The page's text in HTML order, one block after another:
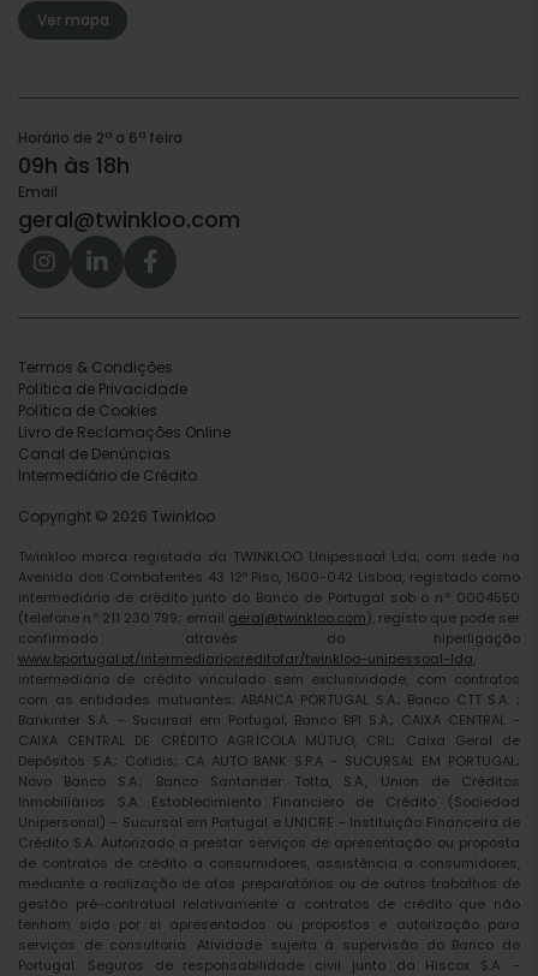
Ver mapa
Horário de 2ª a 6ª feira
09h às 18h
Email
geral@twinkloo.com
Termos & Condições
Política de Privacidade
Política de Cookies
Livro de Reclamações Online
Canal de Denúncias
Intermediário de Crédito
Copyright © 2026 Twinkloo
Twinkloo marca registada da TWINKLOO Unipessoal Lda, com sede na
Avenida dos Combatentes 43 12º Piso, 1600-042 Lisboa, registado como
intermediário de crédito junto do Banco de Portugal sob o n.º 0004550
(telefone n.º 211 230 799; email geral@twinkloo.com), registo que pode ser
confirmado através da hiperligação
www.bportugal.pt/intermediariocreditofar/twinkloo-unipessoal-lda,
intermediário de crédito vinculado sem exclusividade, com contratos
com as entidades mutuantes: ABANCA PORTUGAL S.A.; Banco CTT S.A. ;
Bankinter S.A. – Sucursal em Portugal; Banco BPI S.A.; CAIXA CENTRAL -
CAIXA CENTRAL DE CRÉDITO AGRÍCOLA MÚTUO, CRL; Caixa Geral de
Depósitos S.A.; Cofidis; CA AUTO BANK S.P.A - SUCURSAL EM PORTUGAL;
Novo Banco S.A.; Banco Santander Totta, S.A., Union de Créditos
Inmobiliários S.A. Establecimiento Financiero de Crédito (Sociedad
Unipersonal) – Sucursal em Portugal e UNICRE – Instituição Financeira de
Crédito S.A. Autorizado a prestar serviços de apresentação ou proposta
de contratos de crédito a consumidores, assistência a consumidores,
mediante a realização de atos preparatórios ou de outros trabalhos de
gestão pré-contratual relativamente a contratos de crédito que não
tenham sido por si apresentados ou propostos e autorização para
serviços de consultoria. Atividade sujeita à supervisão do Banco de
Portugal. Seguros de responsabilidade civil junto da Hiscox S.A. -